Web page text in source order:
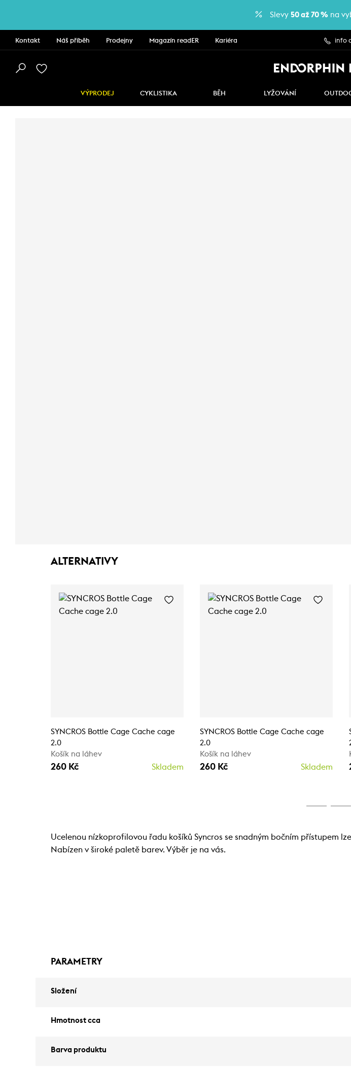
Slevy 50 až 70 % na
Kontakt Náš příběh Prodejny Magazín readER Kariéra info
VÝPRODEJ CYKLISTIKA BĚH LYŽOVÁNÍ
ALTERNATIVY
SYNCROS Bottle Cage Cache cage
2.0
Košík na láhev
260 Kč Skladem
SYNCROS Bottle Cage Cache cage
2.0
Košík na láhev
260 Kč Skladem
Ucelenou nízkoprofilovou řadu košíků Syncros se snadným bočním přístupem
Nabízen v široké paletě barev. Výběr je na vás.
PARAMETRY
Složení
Hmotnost cca
Barva produktu